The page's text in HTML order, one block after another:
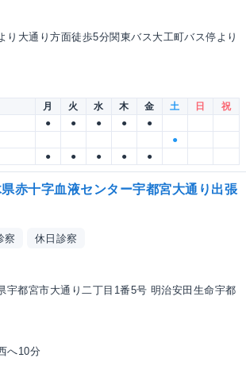
り大通り方面徒歩5分関東バス大工町バス停より
月 火 水 木 金 土 日
祝
● ● ● ●
●
●
● ● ● ● ●
赤十字血液センター宇都宮大通り出張
察 休日診察
宇都宮市大通り二丁目1番5号 明治安田生命宇都
へ10分